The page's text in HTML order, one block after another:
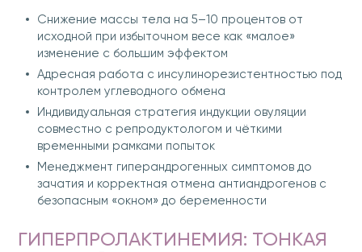
Снижение массы тела на 5–10 процентов от
исходной при избыточном весе как «малое»
изменение с большим эффектом
Адресная работа с инсулинорезистентностью под
контролем углеводного обмена
Индивидуальная стратегия индукции овуляции
совместно с репродуктологом и чёткими
временными рамками попыток
Менеджмент гиперандрогенных симптомов до
зачатия и корректная отмена антиандрогенов с
безопасным «окном» до беременности
ГИПЕРПРОЛАКТИНЕМИЯ: ТОНКАЯ